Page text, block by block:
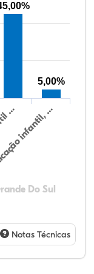
Do Sul
…infantil, …
5,00%
Notas Técnicas